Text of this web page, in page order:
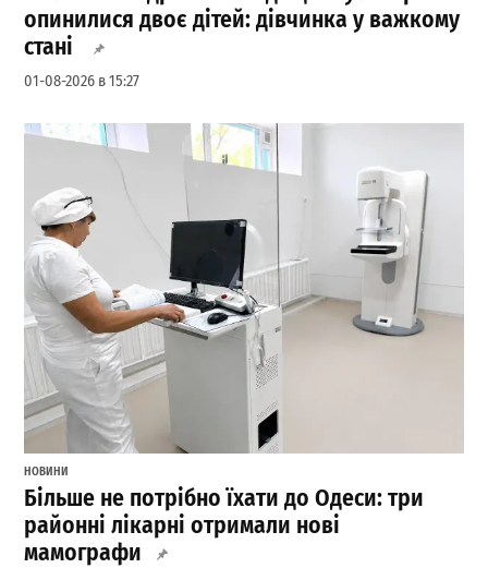
опинилися двоє дітей: дівчинка у важкому
стані
01-08-2026 в 15:27
НОВИНИ
Більше не потрібно їхати до Одеси: три
районні лікарні отримали нові
мамографи